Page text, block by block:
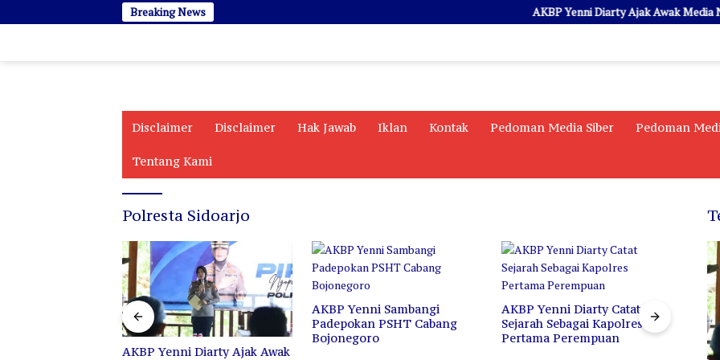
ke
Breaking News AKBP Yenni Diarty Ajak Awak Media Ngopi
Disclaimer Disclaimer Hak Jawab Iklan Kontak Pedoman Media Siber Pedoman
Tentang Kami
Polresta Sidoarjo
Yenni Diarty Ajak Awak
AKBP Yenni Sambangi
Padepokan PSHT Cabang
Bojonegoro
AKBP Yenni Diarty Catat
Sejarah Sebagai Kapolres
Pertama Perempuan
Di Balik Istilah “Londo
Ireng”, Bukan Penghinaan
Profesi, Melainkan Cermin